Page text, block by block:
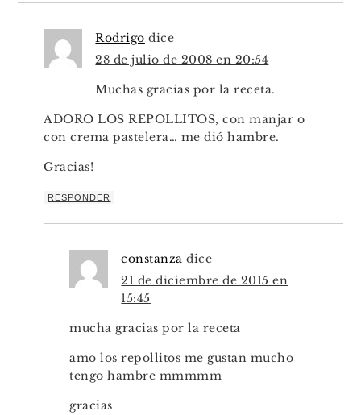
Rodrigo dice
28 de julio de 2008 en 20:54
Muchas gracias por la receta.
ADORO LOS REPOLLITOS, con manjar o
con crema pastelera… me dió hambre.
Gracias!
RESPONDER
constanza dice
21 de diciembre de 2015 en
15:45
mucha gracias por la receta
amo los repollitos me gustan mucho
tengo hambre mmmmm
gracias